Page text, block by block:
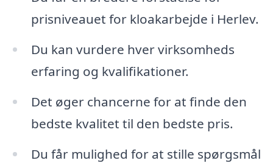
prisniveauet for kloakarbejde i Herlev.
Du kan vurdere hver virksomheds
erfaring og kvalifikationer.
Det øger chancerne for at finde den
bedste kvalitet til den bedste pris.
Du får mulighed for at stille spørgsmål